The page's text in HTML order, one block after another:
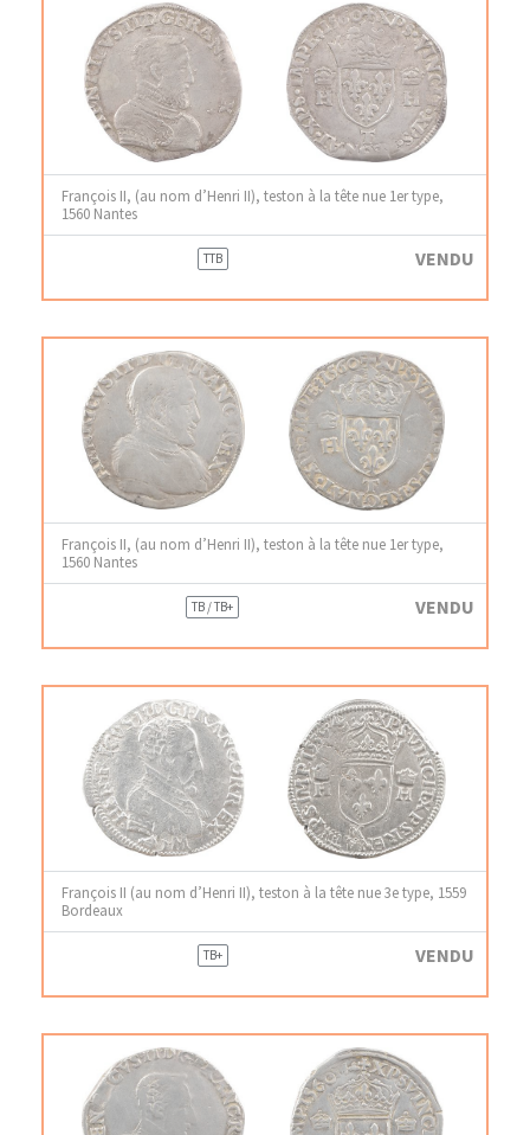
François II, (au nom d’Henri II), teston à la tête nue 1er type,
1560 Nantes
TTB VENDU
François II, (au nom d’Henri II), teston à la tête nue 1er type,
1560 Nantes
TB / TB+ VENDU
François II (au nom d’Henri II), teston à la tête nue 3e type, 1559
Bordeaux
TB+ VENDU